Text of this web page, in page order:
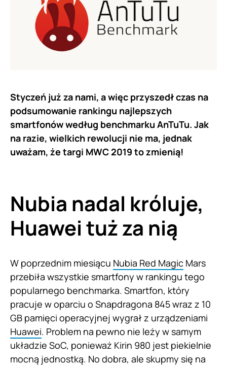
Styczeń już za nami, a więc przyszedł czas na
podsumowanie rankingu najlepszych
smartfonów według benchmarku AnTuTu. Jak
na razie, wielkich rewolucji nie ma, jednak
uważam, że targi MWC 2019 to zmienią!
Nubia nadal króluje,
Huawei tuż za nią
W poprzednim miesiącu Nubia Red Magic Mars
przebiła wszystkie smartfony w rankingu tego
popularnego benchmarka. Smartfon, który
pracuje w oparciu o Snapdragona 845 wraz z 10
GB pamięci operacyjnej wygrał z urządzeniami
Huawei. Problem na pewno nie leży w samym
układzie SoC, ponieważ Kirin 980 jest piekielnie
mocną jednostką. No dobra, ale skupmy się na